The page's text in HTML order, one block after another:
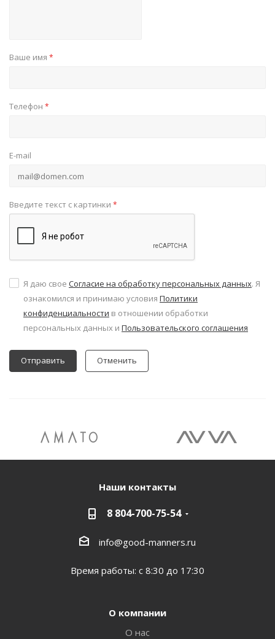
Ваше имя *
Телефон *
E-mail
Введите текст с картинки *
Я даю свое Согласие на обработку персональных данных. Я
ознакомился и принимаю условия Политики
конфиденциальности в отношении обработки
персональных данных и Пользовательского соглашения
Отменить
Наши контакты
8 804-700-75-54
info@good-manners.ru
Время работы: с 8:30 до 17:30
О компании
О нас